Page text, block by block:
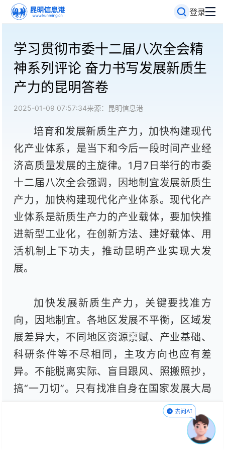
登录
学习贯彻市委十二届八次全会精
神系列评论 奋力书写发展新质生
产力的昆明答卷
2025-01-09 07:57:34来源：昆明信息港
培育和发展新质生产力，加快构建现代
化产业体系，是当下和今后一段时间产业经
济高质量发展的主旋律。1月7日举行的市委
十二届八次全会强调，因地制宜发展新质生
产力，加快构建现代化产业体系。现代化产
业体系是新质生产力的产业载体，要加快推
进新型工业化，在创新方法、建好载体、用
活机制上下功夫，推动昆明产业实现大发
展。
加快发展新质生产力，关键要找准方
向，因地制宜。各地区发展不平衡，区域发
展差异大，不同地区资源禀赋、产业基础、
科研条件等不尽相同，主攻方向也应有差
异。不能脱离实际、盲目跟风、照搬照抄，
搞“一刀切”。只有找准自身在国家发展大局
中的定位，立足自身潜能和优势，摸清家
底、量体裁衣、精准施策，打好“特色牌”、
下好“先手棋”，才能找到科学合理的发展路